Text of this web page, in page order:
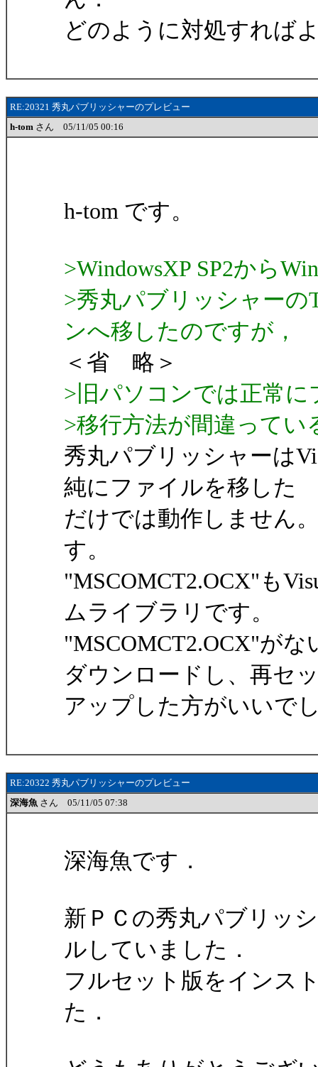
どのように対処すれば
RE:20321 秀丸パブリッシャーのプレビュー
h-tom さん 05/11/05 00:16
h-tom です。
>WindowsXP SP2から
>秀丸パブリッシャーの
ンへ移したのですが，
＜省 略＞
>旧パソコンでは正常
>移行方法が間違ってい
秀丸パブリッシャーは
純にファイルを移した
だけでは動作しません
す。
"MSCOMCT2.OCX"も
ムライブラリです。
"MSCOMCT2.OCX"が
ダウンロードし、再セ
アップした方がいいで
RE:20322 秀丸パブリッシャーのプレビュー
深海魚 さん 05/11/05 07:38
深海魚です．
新ＰＣの秀丸パブリッ
ルしていました．
フルセット版をインス
た．